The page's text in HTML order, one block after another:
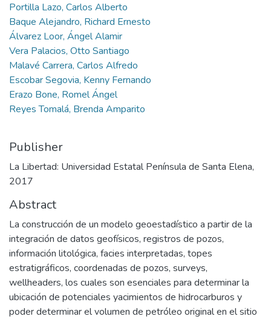
Portilla Lazo, Carlos Alberto
Baque Alejandro, Richard Ernesto
Álvarez Loor, Ángel Alamir
Vera Palacios, Otto Santiago
Malavé Carrera, Carlos Alfredo
Escobar Segovia, Kenny Fernando
Erazo Bone, Romel Ángel
Reyes Tomalá, Brenda Amparito
Publisher
La Libertad: Universidad Estatal Península de Santa Elena,
2017
Abstract
La construcción de un modelo geoestadístico a partir de la
integración de datos geofísicos, registros de pozos,
información litológica, facies interpretadas, topes
estratigráficos, coordenadas de pozos, surveys,
wellheaders, los cuales son esenciales para determinar la
ubicación de potenciales yacimientos de hidrocarburos y
poder determinar el volumen de petróleo original en el sitio